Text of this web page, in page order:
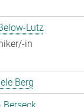
Lutz
in
Berg